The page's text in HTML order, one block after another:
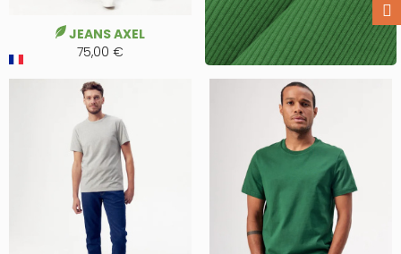
JEANS AXEL
75,00 €